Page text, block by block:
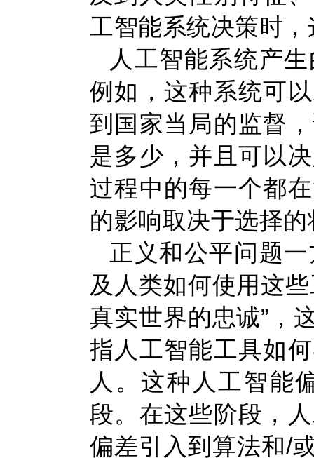
工智能系统决策时
人工智能系统产
例如，这种系统可
到国家当局的监督
是多少，并且可以
过程中的每一个都
的影响取决于选择
正义和公平问题
及人类如何使用这
真实世界的忠诚”，
指人工智能工具如
人。这种人工智能
段。在这些阶段，
偏差引入到算法和/